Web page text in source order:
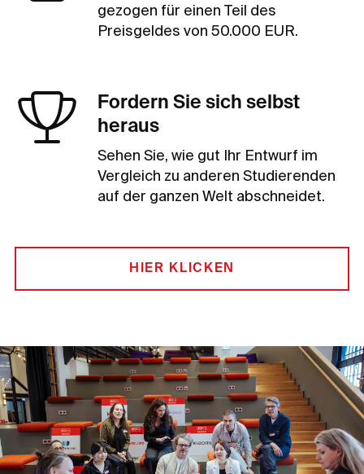
gezogen für einen Teil des
Preisgeldes von 50.000 EUR.
Fordern Sie sich selbst
heraus
Sehen Sie, wie gut Ihr Entwurf im
Vergleich zu anderen Studierenden
auf der ganzen Welt abschneidet.
HIER KLICKEN